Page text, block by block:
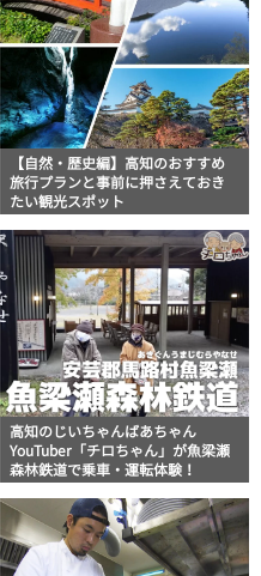
【自然・歴史編】高知のおすすめ
旅行プランと事前に押さえておき
たい観光スポット
高知のじいちゃんばあちゃん
YouTuber「チロちゃん」が魚梁瀬
森林鉄道で乗車・運転体験！